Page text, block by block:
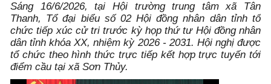
Sáng 16/6/2026, tại Hội trường trung tâm xã Tân
Thanh, Tổ đại biểu số 02 Hội đồng nhân dân tỉnh tổ
chức tiếp xúc cử tri trước kỳ họp thứ tư Hội đồng nhân
dân tỉnh khóa XX, nhiệm kỳ 2026 - 2031. Hội nghị được
tổ chức theo hình thức trực tiếp kết hợp trực tuyến tới
điểm cầu tại xã Sơn Thủy.